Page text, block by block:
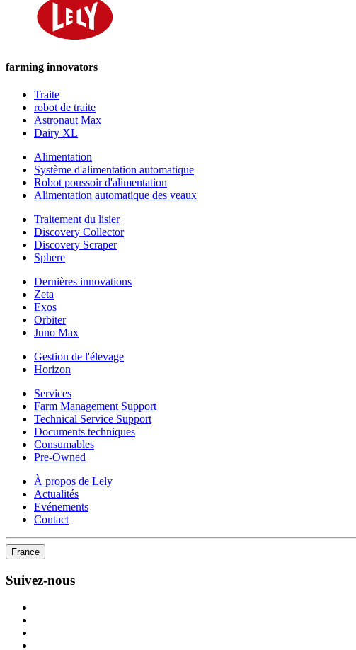
farming innovators
Traite
robot de traite
Astronaut Max
Dairy XL
Alimentation
Système d'alimentation automatique
Robot poussoir d'alimentation
Alimentation automatique des veaux
Traitement du lisier
Discovery Collector
Discovery Scraper
Sphere
Dernières innovations
Zeta
Exos
Orbiter
Juno Max
Gestion de l'élevage
Horizon
Services
Farm Management Support
Technical Service Support
Documents techniques
Consumables
Pre-Owned
À propos de Lely
Actualités
Evénements
Contact
France
Suivez-nous